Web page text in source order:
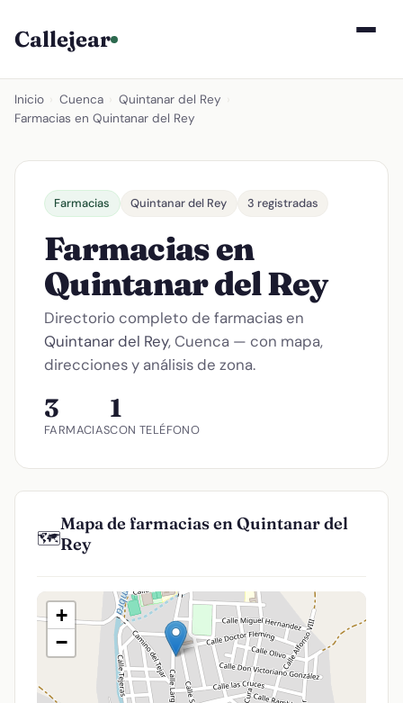
Callejear
Inicio Cuenca Quintanar del Rey
Farmacias en Quintanar del Rey
Farmacias Quintanar del Rey 3 registradas
Farmacias en
Quintanar del Rey
Directorio completo de farmacias en
Quintanar del Rey, Cuenca — con mapa,
direcciones y análisis de zona.
3
FARMACIAS
1
CON TELÉFONO
🗺️
Mapa de farmacias en Quintanar del
Rey
+
−